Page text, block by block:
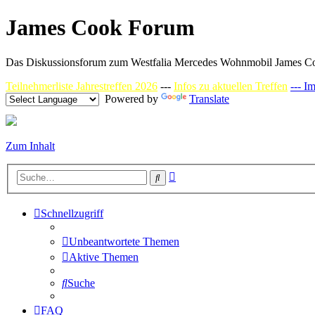
James Cook Forum
Das Diskussionsforum zum Westfalia Mercedes Wohnmobil James
Teilnehmerliste Jahrestreffen 2026 --- Infos zu aktuellen Treffen ---
Powered by
Translate
Zum Inhalt
Suche
Schnellzugriff
Unbeantwortete Themen
Aktive Themen
Suche
FAQ